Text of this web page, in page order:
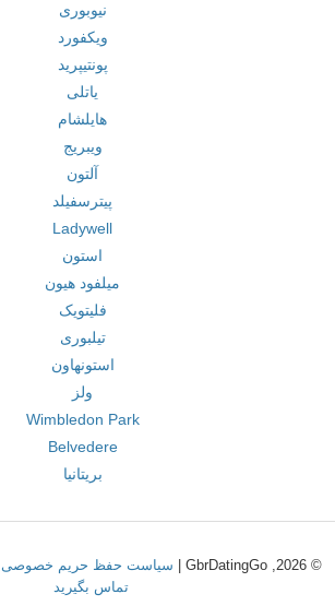
نیوبوری
ویکفورد
پونتیپرید
یاتلی
هایلشام
ویبریج
آلتون
پیترسفیلد
Ladywell
استون
میلفود هیون
فلیتویک
تیلبوری
استونهاون
ولز
Wimbledon Park
Belvedere
بریتانیا
© 2026, GbrDatingGo | سیاست حفظ حریم خصوصی
تماس بگیرید